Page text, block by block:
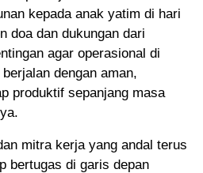
kepada anak yatim di hari
doa dan dukungan dari
agar operasional di
dengan aman,
produktif sepanjang masa
mitra kerja yang andal terus
bertugas di garis depan